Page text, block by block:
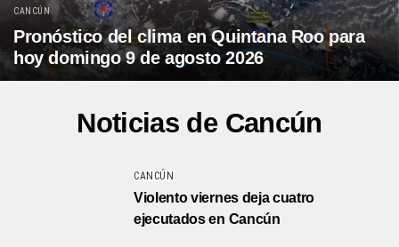
CANCÚN
Pronóstico del clima en Quintana Roo para
hoy domingo 9 de agosto 2026
Noticias de Cancún
CANCÚN
Violento viernes deja cuatro
ejecutados en Cancún